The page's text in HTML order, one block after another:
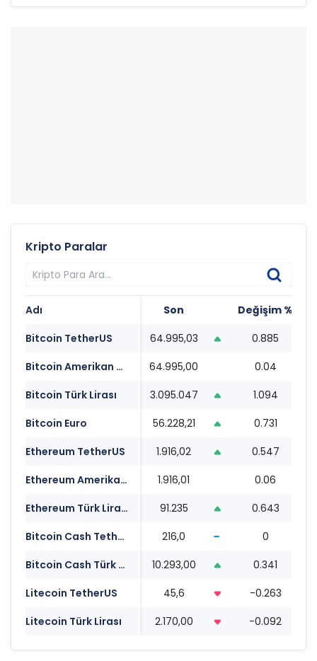
Kripto Paralar
Adı Son Değişim %
Bitcoin TetherUS
64.995,03 0.885
Bitcoin Amerikan Doları
64.995,00 0.04
Bitcoin Türk Lirası
3.095.047 1.094
Bitcoin Euro
56.228,21 0.731
Ethereum TetherUS
1.916,02 0.547
Ethereum Amerikan Doları
1.916,01 0.06
Ethereum Türk Lirası
91.235 0.643
Bitcoin Cash TetherUS
216,0 0
Bitcoin Cash Türk Lirası
10.293,00 0.341
Litecoin TetherUS
45,6 -0.263
Litecoin Türk Lirası
2.170,00 -0.092